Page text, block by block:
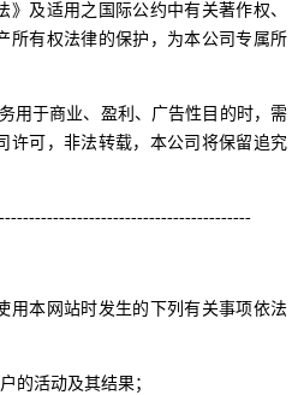
及适用之国际公约中有关著作权、
所有权法律的保护，为本公司专属所
用于商业、盈利、广告性目的时，需
许可，非法转载，本公司将保留追究
用本网站时发生的下列有关事项依法
的活动及其结果；